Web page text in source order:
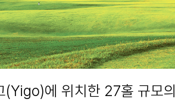
(Yigo)에 위치한 27홀 규모